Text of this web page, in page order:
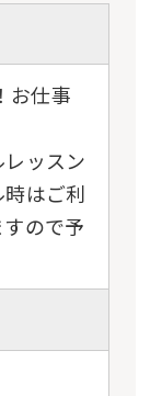
お仕事
ッスン
はご利
ので予